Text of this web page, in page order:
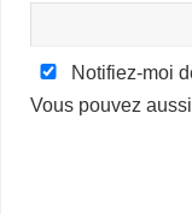
Notifiez-moi
Vous pouvez